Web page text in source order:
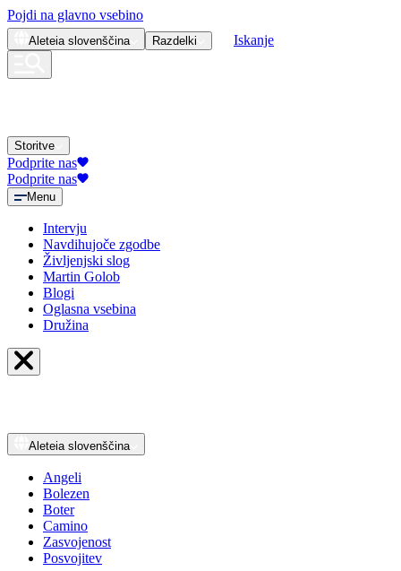
Pojdi na glavno vsebino
Aleteia slovenščina Razdelki Iskanje
Storitve
Podprite nas
Podprite nas
Menu
Intervju
Navdihujoče zgodbe
Življenjski slog
Martin Golob
Blogi
Oglasna vsebina
Družina
Aleteia slovenščina
Angeli
Bolezen
Boter
Camino
Zasvojenost
Posvojitev